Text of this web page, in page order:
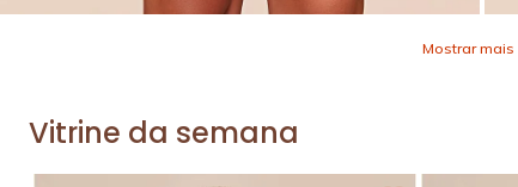
Mostrar mais
Vitrine da semana